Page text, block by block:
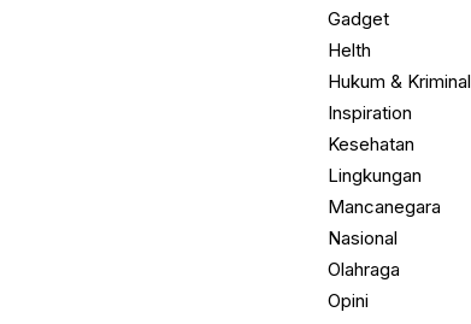
Gadget
Helth
Hukum & Kriminal
Inspiration
Kesehatan
Lingkungan
Mancanegara
Nasional
Olahraga
Opini